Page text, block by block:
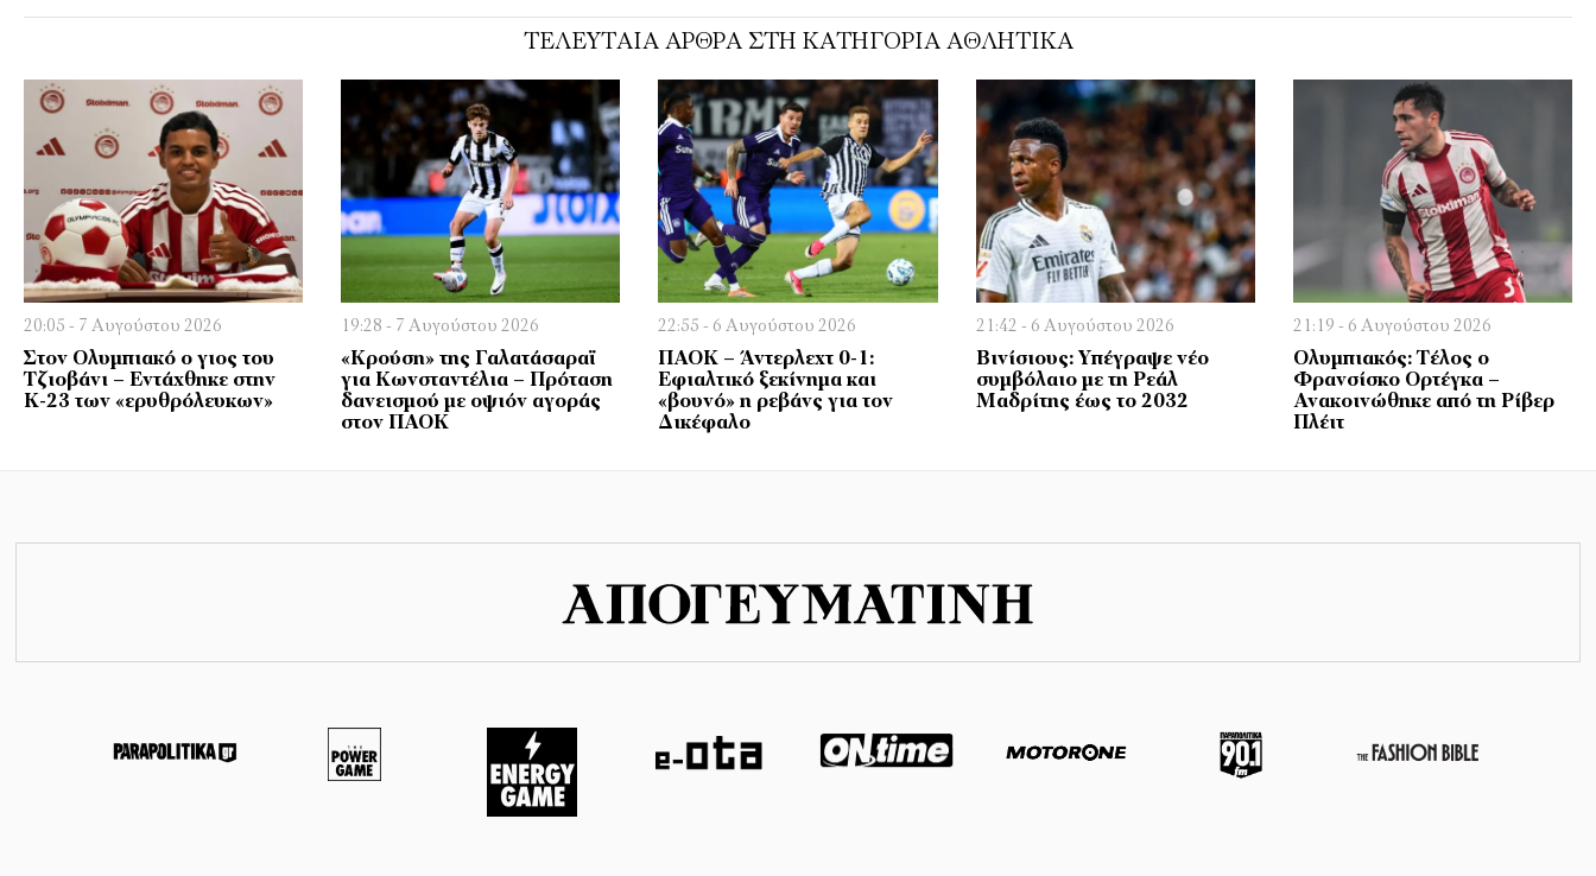
ΤΕΛΕΥΤΑΊΑ ΆΡΘΡΑ ΣΤΗ ΚΑΤΗΓΟΡΊΑ ΑΘΛΗΤΙΚΆ
20:05 - 7 Αυγούστου 2026
Στον Ολυμπιακό ο γιος του
Τζιοβάνι – Εντάχθηκε στην
Κ-23 των «ερυθρόλευκων»
19:28 - 7 Αυγούστου 2026
«Κρούση» της Γαλατάσαραϊ
για Κωνσταντέλια – Πρόταση
δανεισμού με οψιόν αγοράς
στον ΠΑΟΚ
22:55 - 6 Αυγούστου 2026
ΠΑΟΚ – Άντερλεχτ 0-1:
Εφιαλτικό ξεκίνημα και
«βουνό» η ρεβάνς για τον
Δικέφαλο
21:42 - 6 Αυγούστου 2026
Βινίσιους: Υπέγραψε νέο
συμβόλαιο με τη Ρεάλ
Μαδρίτης έως το 2032
21:19 - 6 Αυγούστου 2026
Ολυμπιακός: Τέλος ο
Φρανσίσκο Ορτέγκα –
Ανακοινώθηκε από τη Ρίβερ
Πλέιτ